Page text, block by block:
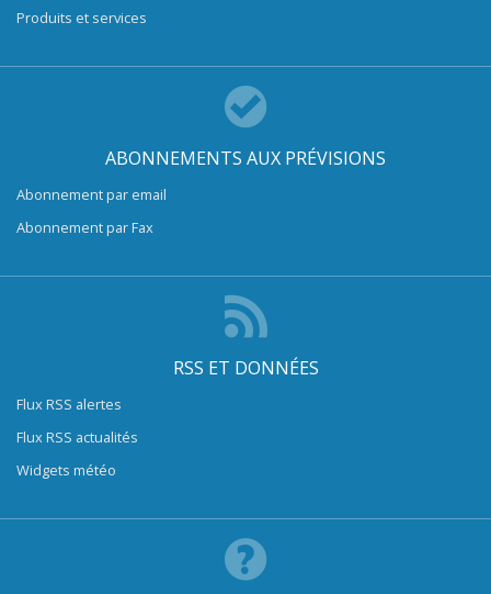
Produits et services
ABONNEMENTS AUX PRÉVISIONS
Abonnement par email
Abonnement par Fax
RSS ET DONNÉES
Flux RSS alertes
Flux RSS actualités
Widgets météo